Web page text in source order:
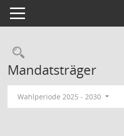
Toggle navigation
Rechercheauswahl
Mandatsträger
Wahlperiode 2025 - 2030